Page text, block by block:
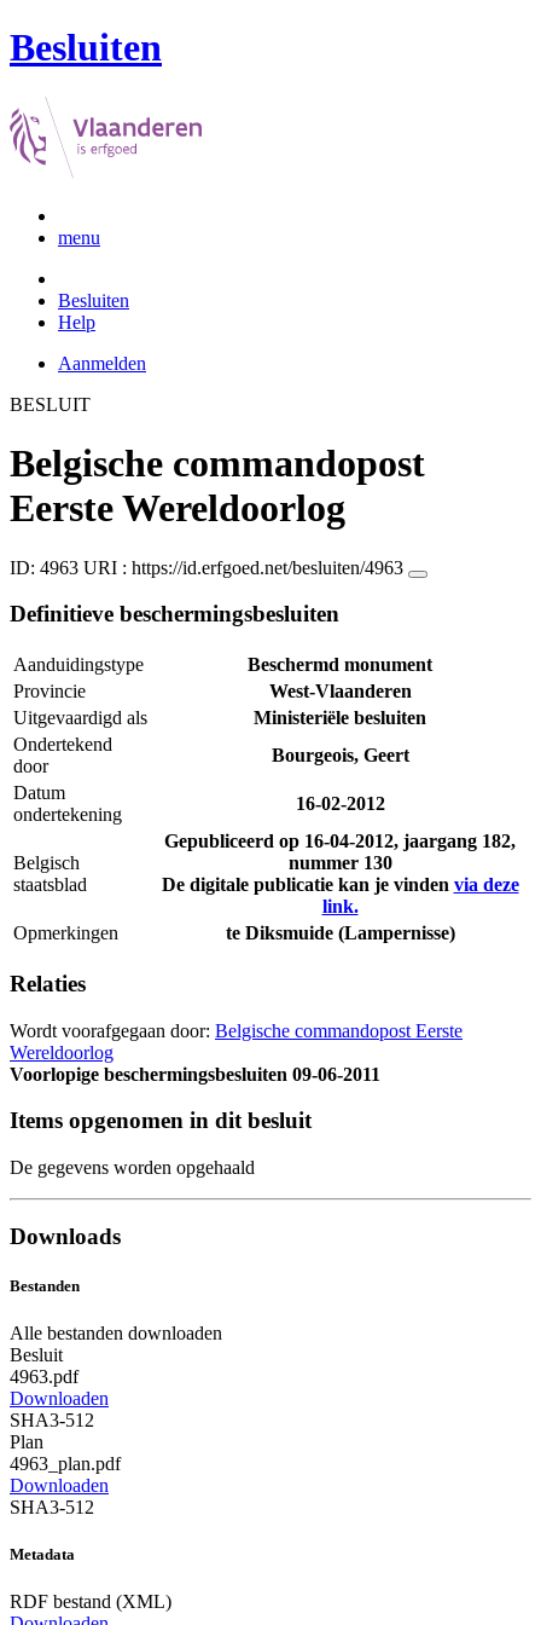
Besluiten
menu
Besluiten
Help
Aanmelden
BESLUIT
Belgische commandopost
Eerste Wereldoorlog
ID: 4963 URI : https://id.erfgoed.net/besluiten/4963
Definitieve beschermingsbesluiten
Aanduidingstype
Beschermd monument
Provincie
West-Vlaanderen
Uitgevaardigd als
Ministeriële besluiten
Ondertekend
door
Bourgeois, Geert
Datum
ondertekening
16-02-2012
Belgisch
staatsblad
Gepubliceerd op 16-04-2012, jaargang 182,
nummer 130
De digitale publicatie kan je vinden via deze
link.
Opmerkingen
te Diksmuide (Lampernisse)
Relaties
Wordt voorafgegaan door: Belgische commandopost Eerste
Wereldoorlog
Voorlopige beschermingsbesluiten 09-06-2011
Items opgenomen in dit besluit
De gegevens worden opgehaald
Downloads
Bestanden
Alle bestanden downloaden
Besluit
4963.pdf
Downloaden
SHA3-512
Plan
4963_plan.pdf
Downloaden
SHA3-512
Metadata
RDF bestand (XML)